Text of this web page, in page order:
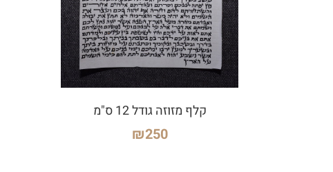
קלף מזוזה גודל 12 ס"מ
₪250